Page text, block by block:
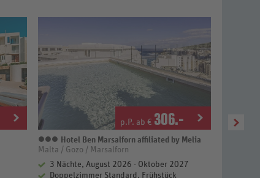
p.P. ab € 306.-
3 Sterne
Hotel Ben Marsalforn affiliated by Melia
Malta / Gozo / Marsalforn
3 Nächte, August 2026 - Oktober 2027
Doppelzimmer Standard, Frühstück